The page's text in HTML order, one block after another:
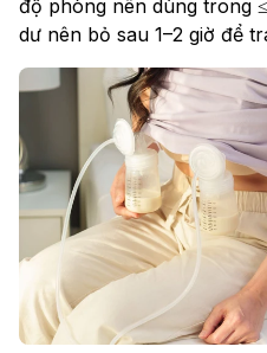
độ phòng nên dùng trong
dư nên bỏ sau 1–2 giờ để